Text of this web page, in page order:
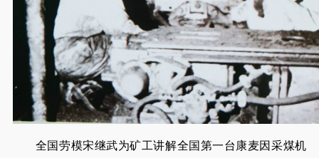
全国劳模宋继武为矿工讲解全国第一台康麦因采煤机